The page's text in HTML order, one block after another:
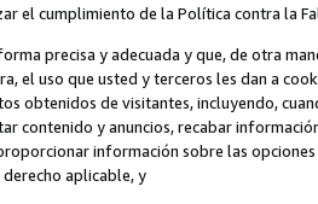
el cumplimiento de la Política contra la
precisa y adecuada y que, de otra
el uso que usted y terceros les dan a
obtenidos de visitantes, incluyendo,
contenido y anuncios, recabar
información sobre las
derecho aplicable, y